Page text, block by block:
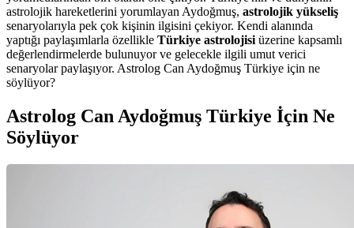
astrolojik hareketlerini yorumlayan Aydoğmuş, astrolojik yükseliş
senaryolarıyla pek çok kişinin ilgisini çekiyor. Kendi alanında
yaptığı paylaşımlarla özellikle Türkiye astrolojisi üzerine kapsamlı
değerlendirmelerde bulunuyor ve gelecekle ilgili umut verici
senaryolar paylaşıyor. Astrolog Can Aydoğmuş Türkiye için ne
söylüyor?
Astrolog Can Aydoğmuş Türkiye İçin Ne
Söylüyor